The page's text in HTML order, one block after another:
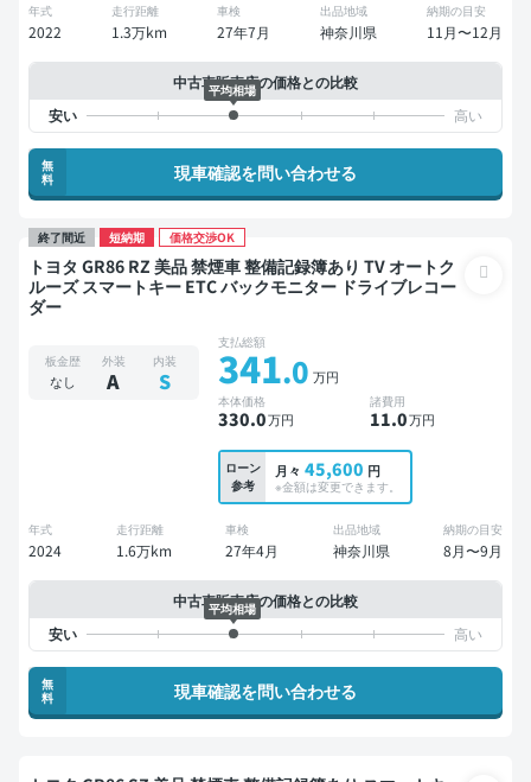
年式
2022
走行距離
1.3万km
車検
27年7月
出品地域
神奈川県
納期の目安
11月〜12月
中古車販売店の価格との比較
平均相場
無
料
現車確認を問い合わせる
終了間近 短納期 価格交渉OK
トヨタ GR86 RZ 美品 禁煙車 整備記録簿あり TV オートク
ルーズ スマートキー ETC バックモニター ドライブレコー
ダー
板金歴
なし
外装
A
内装
S
支払総額
341.0 万円
本体価格
330.0万円
諸費用
11.0万円
ローン
参考
月々 45,600 円
※金額は変更できます。
年式
2024
走行距離
1.6万km
車検
27年4月
出品地域
神奈川県
納期の目安
8月〜9月
中古車販売店の価格との比較
平均相場
無
料
現車確認を問い合わせる